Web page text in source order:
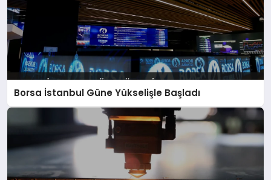
Borsa İstanbul Güne Yükselişle Başladı